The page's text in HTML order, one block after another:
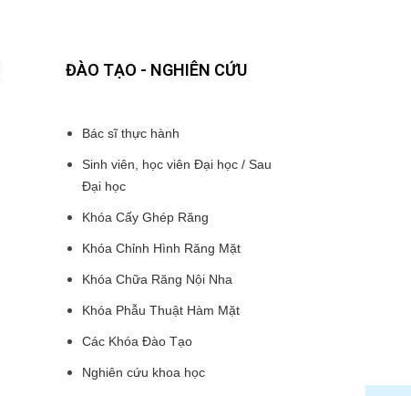
ĐÀO TẠO - NGHIÊN CỨU
Bác sĩ thực hành
Sinh viên, học viên Đại học / Sau
Đại học
Khóa Cấy Ghép Răng
Khóa Chỉnh Hình Răng Mặt
Khóa Chữa Răng Nội Nha
Khóa Phẫu Thuật Hàm Mặt
Các Khóa Đào Tạo
Nghiên cứu khoa học